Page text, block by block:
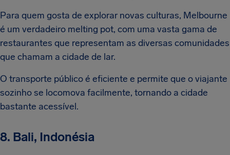
Para quem gosta de explorar novas culturas, Melbourne
é um verdadeiro melting pot, com uma vasta gama de
restaurantes que representam as diversas comunidades
que chamam a cidade de lar.
O transporte público é eficiente e permite que o viajante
sozinho se locomova facilmente, tornando a cidade
bastante acessível.
8. Bali, Indonésia